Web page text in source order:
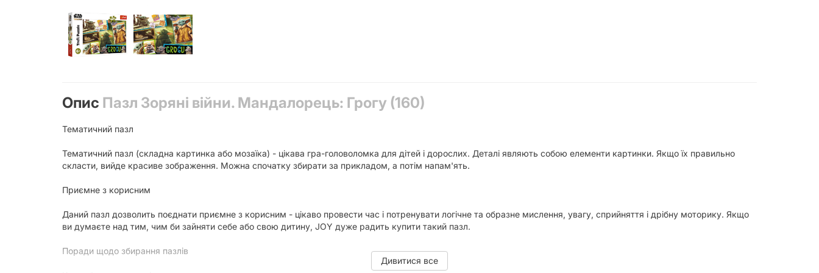
Опис Пазл Зоряні війни. Мандалорець: Грогу (160)
Тематичний пазл
Тематичний пазл (складна картинка або мозаїка) - цікава гра-головоломка для дітей і дорослих. Деталі являють собою елементи картинки. Якщо їх правильно
скласти, вийде красиве зображення. Можна спочатку збирати за прикладом, а потім напам'ять.
Приємне з корисним
Даний пазл дозволить поєднати приємне з корисним - цікаво провести час і потренувати логічне та образне мислення, увагу, сприйняття і дрібну моторику. Якщо
ви думаєте над тим, чим би зайняти себе або свою дитину, JOY дуже радить купити такий пазл.
Поради щодо збирання пазлів
Дивитися все